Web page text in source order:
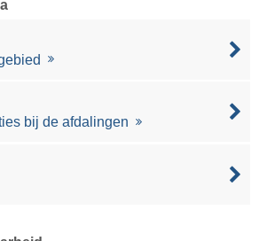
bij de afdalingen